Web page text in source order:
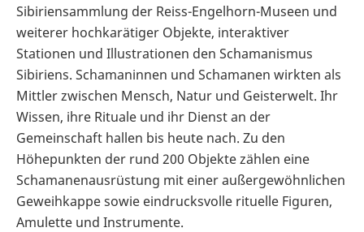
Sibiriensammlung der Reiss-Engelhorn-Museen und
weiterer hochkarätiger Objekte, interaktiver
Stationen und Illustrationen den Schamanismus
Sibiriens. Schamaninnen und Schamanen wirkten als
Mittler zwischen Mensch, Natur und Geisterwelt. Ihr
Wissen, ihre Rituale und ihr Dienst an der
Gemeinschaft hallen bis heute nach. Zu den
Höhepunkten der rund 200 Objekte zählen eine
Schamanenausrüstung mit einer außergewöhnlichen
Geweihkappe sowie eindrucksvolle rituelle Figuren,
Amulette und Instrumente.